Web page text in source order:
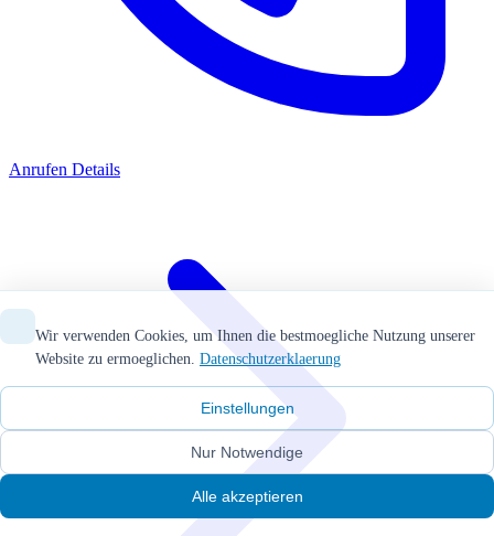
Anrufen Details
Wir verwenden Cookies, um Ihnen die bestmoegliche Nutzung unserer
Website zu ermoeglichen. Datenschutzerklaerung
Einstellungen
Nur Notwendige
Alle akzeptieren